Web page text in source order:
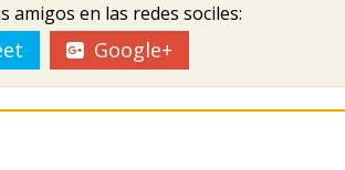
amigos en las redes sociles:
Google+